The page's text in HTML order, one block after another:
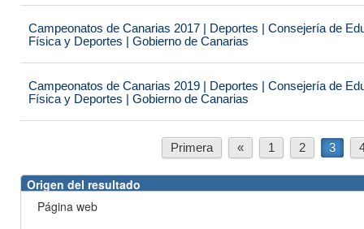
Campeonatos de Canarias 2017 | Deportes | Consejería de
Física y Deportes | Gobierno de Canarias
Campeonatos de Canarias 2019 | Deportes | Consejería de
Física y Deportes | Gobierno de Canarias
Primera « 1 2 3
Origen del resultado
Página web